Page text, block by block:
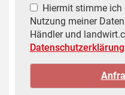
Hiermit stimme ich
Nutzung meiner
Händler und
Datenschutzerklärung